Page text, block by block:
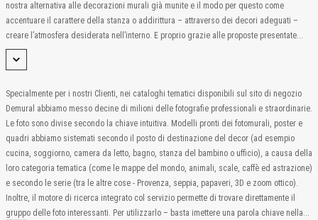
nostra alternativa alle decorazioni murali già munite e il modo per questo come
accentuare il carattere della stanza o addirittura – attraverso dei decori adeguati –
creare l’atmosfera desiderata nell’interno. E proprio grazie alle proposte presentate...
Specialmente per i nostri Clienti, nei cataloghi tematici disponibili sul sito di negozio
Demural abbiamo messo decine di milioni delle fotografie professionali e straordinarie.
Le foto sono divise secondo la chiave intuitiva. Modelli pronti dei fotomurali, poster e
quadri abbiamo sistemati secondo il posto di destinazione del decor (ad esempio
cucina, soggiorno, camera da letto, bagno, stanza del bambino o ufficio), a causa della
loro categoria tematica (come le mappe del mondo, animali, scale, caffè ed astrazione)
e secondo le serie (tra le altre cose - Provenza, seppia, papaveri, 3D e zoom ottico).
Inoltre, il motore di ricerca integrato col servizio permette di trovare direttamente il
gruppo delle foto interessanti. Per utilizzarlo – basta imettere una parola chiave nella...